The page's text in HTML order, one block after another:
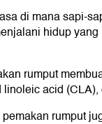
di mana sapi-
hidup
rumput
acid
rumput